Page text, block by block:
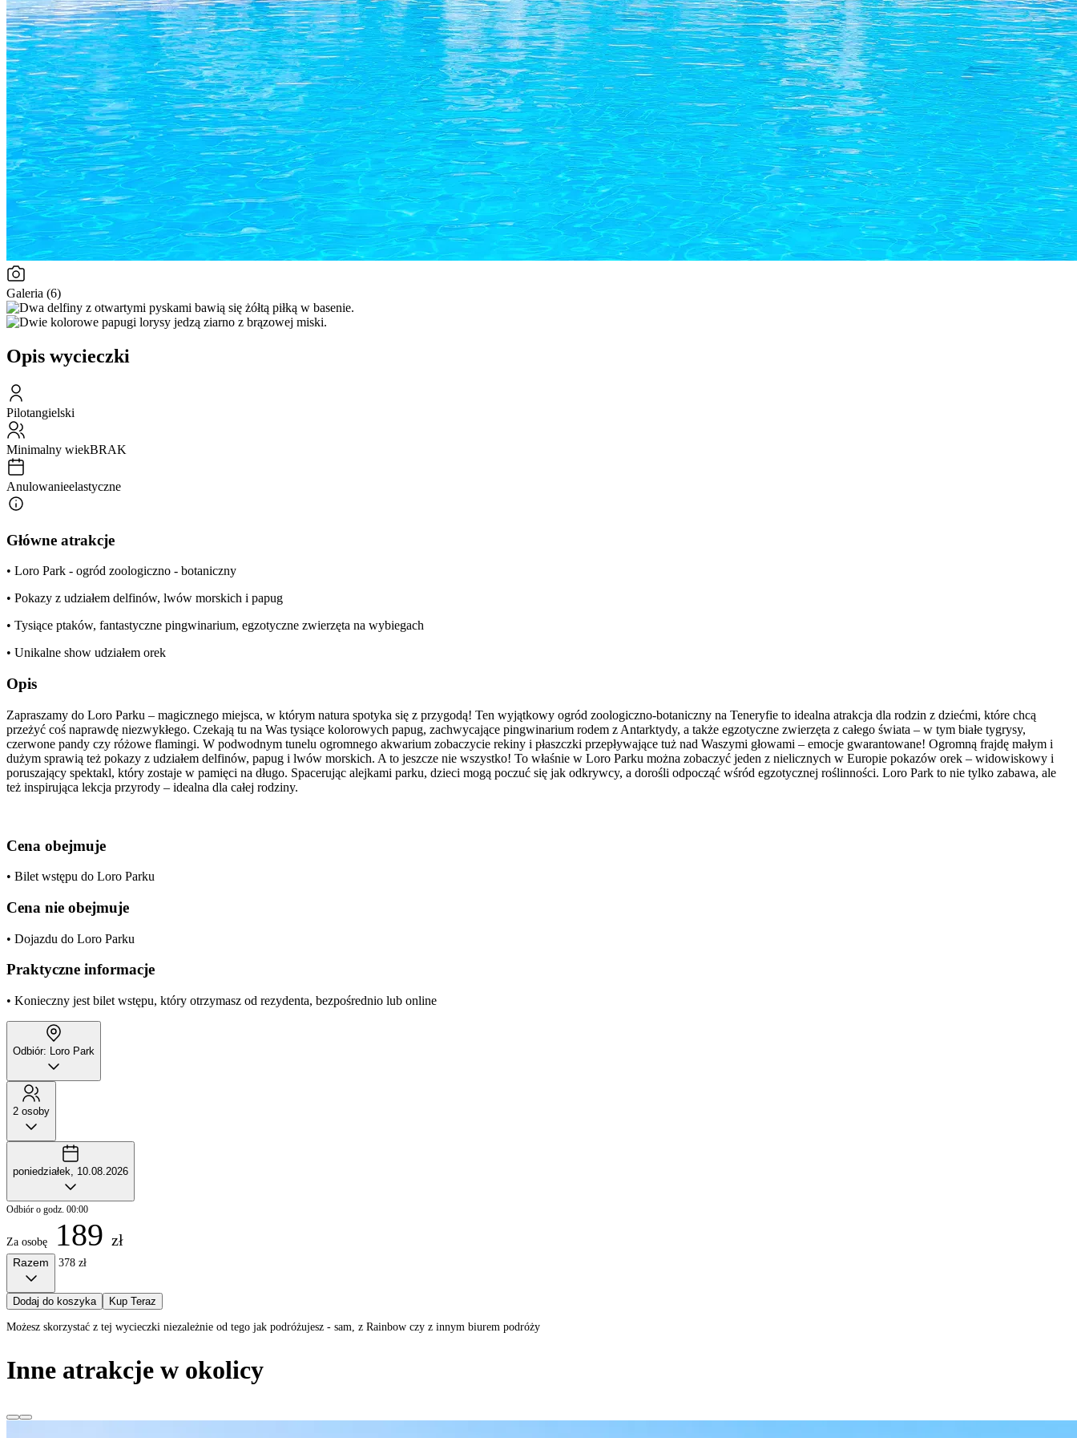
Galeria (6)
Opis wycieczki
Pilotangielski
Minimalny wiekBRAK
Anulowanieelastyczne
Główne atrakcje
• Loro Park - ogród zoologiczno - botaniczny
• Pokazy z udziałem delfinów, lwów morskich i papug
• Tysiące ptaków, fantastyczne pingwinarium, egzotyczne zwierzęta na wybiegach
• Unikalne show udziałem orek
Opis
Zapraszamy do Loro Parku – magicznego miejsca, w którym natura spotyka się z przygodą! Ten wyjątkowy ogród zoologiczno-botaniczny na Teneryfie to idealna atrakcja dla rodzin z dziećmi, które chcą
przeżyć coś naprawdę niezwykłego. Czekają tu na Was tysiące kolorowych papug, zachwycające pingwinarium rodem z Antarktydy, a także egzotyczne zwierzęta z całego świata – w tym białe tygrysy,
czerwone pandy czy różowe flamingi. W podwodnym tunelu ogromnego akwarium zobaczycie rekiny i płaszczki przepływające tuż nad Waszymi głowami – emocje gwarantowane! Ogromną frajdę małym i
dużym sprawią też pokazy z udziałem delfinów, papug i lwów morskich. A to jeszcze nie wszystko! To właśnie w Loro Parku można zobaczyć jeden z nielicznych w Europie pokazów orek – widowiskowy i
poruszający spektakl, który zostaje w pamięci na długo. Spacerując alejkami parku, dzieci mogą poczuć się jak odkrywcy, a dorośli odpocząć wśród egzotycznej roślinności. Loro Park to nie tylko zabawa, ale
też inspirująca lekcja przyrody – idealna dla całej rodziny.
Cena obejmuje
• Bilet wstępu do Loro Parku
Cena nie obejmuje
• Dojazdu do Loro Parku
Praktyczne informacje
• Konieczny jest bilet wstępu, który otrzymasz od rezydenta, bezpośrednio lub online
Odbiór: Loro Park
2 osoby
poniedziałek, 10.08.2026
Odbiór o godz. 00:00
Za osobę 189 zł
Razem 378 zł
Dodaj do koszyka Kup Teraz
Możesz skorzystać z tej wycieczki niezależnie od tego jak podróżujesz - sam, z Rainbow czy z innym biurem podróży
Inne atrakcje w okolicy